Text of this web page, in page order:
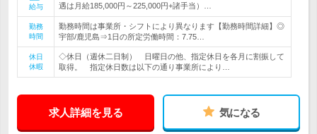
給与
遇は月給185,000円～225,000円+諸手当）…
勤務
時間
勤務時間は事業所・シフトにより異なります【勤務時間詳細】◎
宇部/鹿児島⇒1日の所定労働時間：7.75…
休日
休暇
◇休日（週休二日制） 日曜日の他、指定休日を各月に割振して
取得。 指定休日数は以下の通り事業所により…
求人詳細を見る 気になる